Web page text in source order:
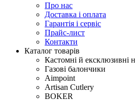
Про нас
Доставка і оплата
Гарантія і сервіс
Прайс-лист
Контакти
Каталог товарів
Кастомні й ексклюзивні
Газові балончики
Aimpoint
Artisan Cutlery
BOKER